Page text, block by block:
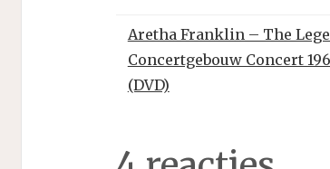
Aretha Franklin – The
Concertgebouw Concert
(DVD)